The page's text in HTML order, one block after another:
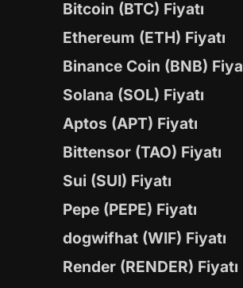
Bitcoin (BTC) Fiyatı
Ethereum (ETH) Fiyatı
Binance Coin (BNB)
Solana (SOL) Fiyatı
Aptos (APT) Fiyatı
Bittensor (TAO) Fiyatı
Sui (SUI) Fiyatı
Pepe (PEPE) Fiyatı
dogwifhat (WIF) Fiyatı
Render (RENDER) Fiyatı